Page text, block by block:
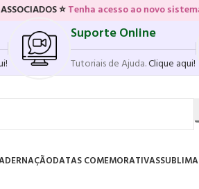
Tenha acesso ao novo sistema de
Suporte Online
Tutoriais de Ajuda.Clique aqui!
DATAS COMEMORATIVAS